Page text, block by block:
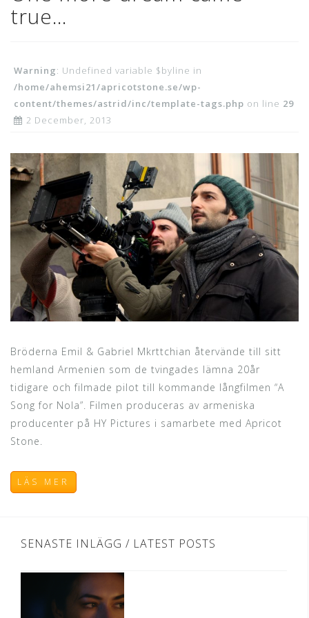
true…
Warning: Undefined variable $byline in
/home/ahemsi21/apricotstone.se/wp-
content/themes/astrid/inc/template-tags.php on line 29
2 December, 2013
Bröderna Emil & Gabriel Mkrttchian återvände till sitt
hemland Armenien som de tvingades lämna 20år
tidigare och filmade pilot till kommande långfilmen “A
Song for Nola”. Filmen produceras av armeniska
producenter på HY Pictures i samarbete med Apricot
Stone.
LÄS MER
SENASTE INLÄGG / LATEST POSTS